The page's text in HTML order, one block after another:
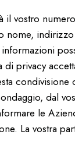
il vostro
nome,
privacy
dal
le
La vostra